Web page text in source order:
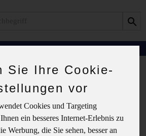
Sie Ihre Cookie-
vor
Cookies und Targeting
ein besseres Internet-Erlebnis zu
Werbung, die Sie sehen, besser an
Ohne Alkohol
Alkohol